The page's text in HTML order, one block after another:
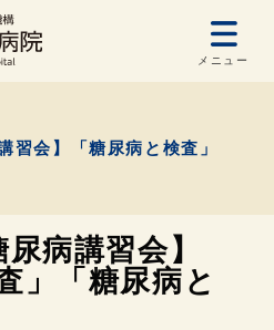
メニュー
習会】「糖尿病と検査」
病講習会】
」「糖尿病と